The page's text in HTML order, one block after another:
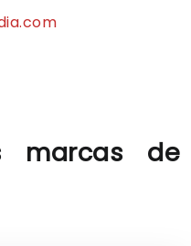
marcas de